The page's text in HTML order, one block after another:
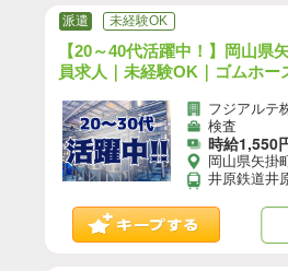
派遣 未経験OK
【20～40代活躍中！】岡山県
員求人｜未経験OK｜ゴムホー
フジアルテ
検査
時給1,550
岡山県矢掛